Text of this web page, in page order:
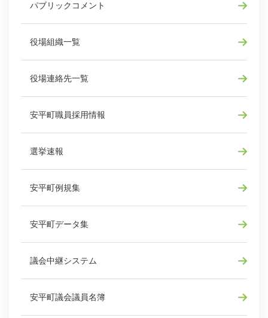
パブリックコメント
役場組織一覧
役場連絡先一覧
安平町職員採用情報
選挙速報
安平町例規集
安平町データ集
議会中継システム
安平町議会議員名簿